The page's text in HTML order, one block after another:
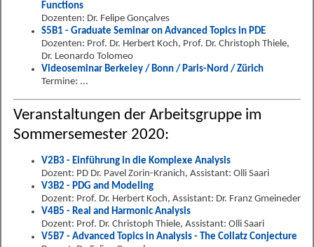
Functions
Dozenten: Dr. Felipe Gonçalves
S5B1 - Graduate Seminar on Advanced Topics in PDE
Dozenten: Prof. Dr. Herbert Koch, Prof. Dr. Christoph Thiele,
Dr. Leonardo Tolomeo
Videoseminar Berkeley / Bonn / Paris-Nord / Zürich
Termine: ...
Veranstaltungen der Arbeitsgruppe im
Sommersemester 2020:
V2B3 - Einführung in die Komplexe Analysis
Dozent: PD Dr. Pavel Zorin-Kranich, Assistant: Olli Saari
V3B2 - PDG and Modeling
Dozent: Prof. Dr. Herbert Koch, Assistant: Dr. Franz Gmeineder
V4B5 - Real and Harmonic Analysis
Dozent: Prof. Dr. Christoph Thiele, Assistant: Olli Saari
V5B7 - Advanced Topics in Analysis - The Collatz Conjecture